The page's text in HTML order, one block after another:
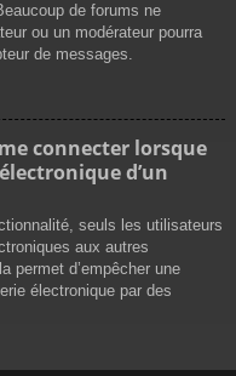
de forums ne
ou un modérateur pourra
de messages.
connecter lorsque
d’un
seuls les utilisateurs
aux autres
permet d’empêcher une
électronique par des